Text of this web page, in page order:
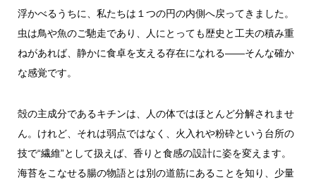
浮かべるうちに、私たちは１つの円の内側へ戻ってきました。
虫は鳥や魚のご馳走であり、人にとっても歴史と工夫の積み重
ねがあれば、静かに食卓を支える存在になれる――そんな確か
な感覚です。
殻の主成分であるキチンは、人の体ではほとんど分解されませ
ん。けれど、それは弱点ではなく、火入れや粉砕という台所の
技で“繊維”として扱えば、香りと食感の設計に姿を変えます。
海苔をこなせる腸の物語とは別の道筋にあることを知り、少量